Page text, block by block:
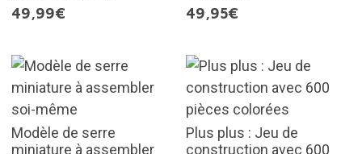
49,99€
49,95€
Modèle de serre
miniature à assembler
Plus plus : Jeu de
construction avec 600